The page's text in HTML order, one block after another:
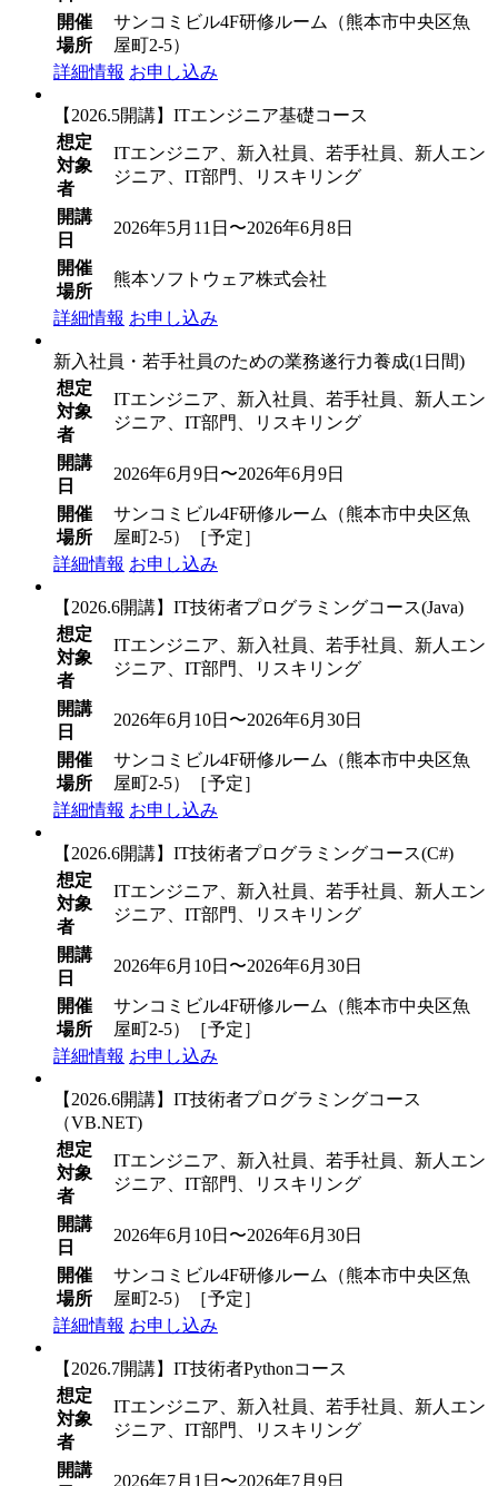
開催
場所
サンコミビル4F研修ルーム（熊本市中央区魚
屋町2-5）
詳細情報 お申し込み
【2026.5開講】ITエンジニア基礎コース
想定
対象
者
ITエンジニア、新入社員、若手社員、新人エン
ジニア、IT部門、リスキリング
開講
日
2026年5月11日〜2026年6月8日
開催
場所
熊本ソフトウェア株式会社
詳細情報 お申し込み
新入社員・若手社員のための業務遂行力養成(1日間)
想定
対象
者
ITエンジニア、新入社員、若手社員、新人エン
ジニア、IT部門、リスキリング
開講
日
2026年6月9日〜2026年6月9日
開催
場所
サンコミビル4F研修ルーム（熊本市中央区魚
屋町2-5）［予定］
詳細情報 お申し込み
【2026.6開講】IT技術者プログラミングコース(Java)
想定
対象
者
ITエンジニア、新入社員、若手社員、新人エン
ジニア、IT部門、リスキリング
開講
日
2026年6月10日〜2026年6月30日
開催
場所
サンコミビル4F研修ルーム（熊本市中央区魚
屋町2-5）［予定］
詳細情報 お申し込み
【2026.6開講】IT技術者プログラミングコース(C#)
想定
対象
者
ITエンジニア、新入社員、若手社員、新人エン
ジニア、IT部門、リスキリング
開講
日
2026年6月10日〜2026年6月30日
開催
場所
サンコミビル4F研修ルーム（熊本市中央区魚
屋町2-5）［予定］
詳細情報 お申し込み
【2026.6開講】IT技術者プログラミングコース
（VB.NET)
想定
対象
者
ITエンジニア、新入社員、若手社員、新人エン
ジニア、IT部門、リスキリング
開講
日
2026年6月10日〜2026年6月30日
開催
場所
サンコミビル4F研修ルーム（熊本市中央区魚
屋町2-5）［予定］
詳細情報 お申し込み
【2026.7開講】IT技術者Pythonコース
想定
対象
者
ITエンジニア、新入社員、若手社員、新人エン
ジニア、IT部門、リスキリング
開講
2026年7月1日〜2026年7月9日